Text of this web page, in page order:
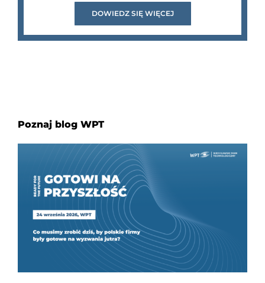
DOWIEDZ SIĘ WIĘCEJ
Poznaj blog WPT